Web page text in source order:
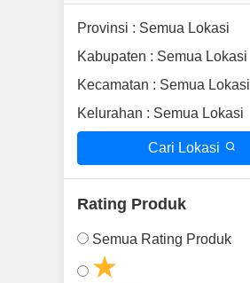
Provinsi : Semua Lokasi
Kabupaten : Semua Lokasi
Kecamatan : Semua Lokasi
Kelurahan : Semua Lokasi
Cari Lokasi
Rating Produk
Semua Rating Produk
★